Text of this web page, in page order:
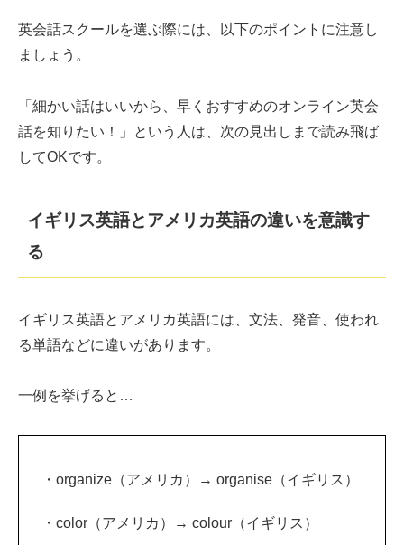
英会話スクールを選ぶ際には、以下のポイントに注意し
ましょう。
「細かい話はいいから、早くおすすめのオンライン英会
話を知りたい！」という人は、次の見出しまで読み飛ば
してOKです。
イギリス英語とアメリカ英語の違いを意識す
る
イギリス英語とアメリカ英語には、文法、発音、使われ
る単語などに違いがあります。
一例を挙げると…
・organize（アメリカ）→ organise（イギリス）
・color（アメリカ）→ colour（イギリス）